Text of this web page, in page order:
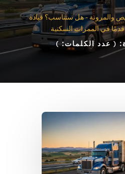
- هل ستناسب؟ قيادة
الكلمات:)